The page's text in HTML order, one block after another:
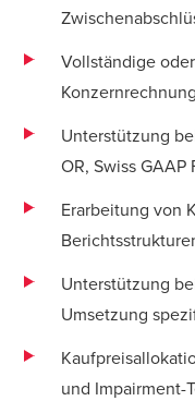
Vollständige
Unterstützung
OR, Swiss GAAP
Erarbeitung von
Unterstützung
Umsetzung
und Impairment-